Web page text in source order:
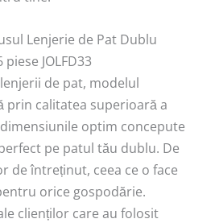
Lenjerie de Pat Dublu
JOLFD33
de pat, modelul
prin calitatea superioară a
optim concepute
pe patul tău dublu. De
de întreținut, ceea ce o face
orice gospodărie.
clienților care au folosit